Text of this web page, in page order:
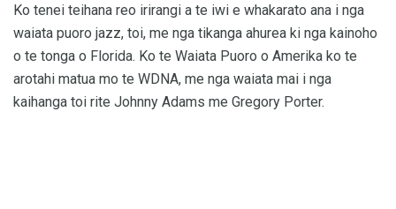
Ko tenei teihana reo irirangi a te iwi e whakarato ana i nga
waiata puoro jazz, toi, me nga tikanga ahurea ki nga kainoho
o te tonga o Florida. Ko te Waiata Puoro o Amerika ko te
arotahi matua mo te WDNA, me nga waiata mai i nga
kaihanga toi rite Johnny Adams me Gregory Porter.